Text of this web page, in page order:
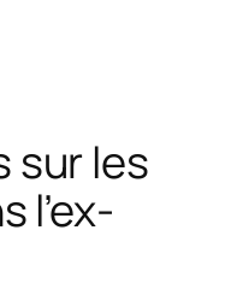
sur les
l’ex-